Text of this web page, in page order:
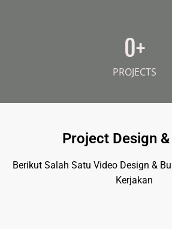
PROJECTS
0+
Project Design
Berikut Salah Satu Video Design &
Kerjakan